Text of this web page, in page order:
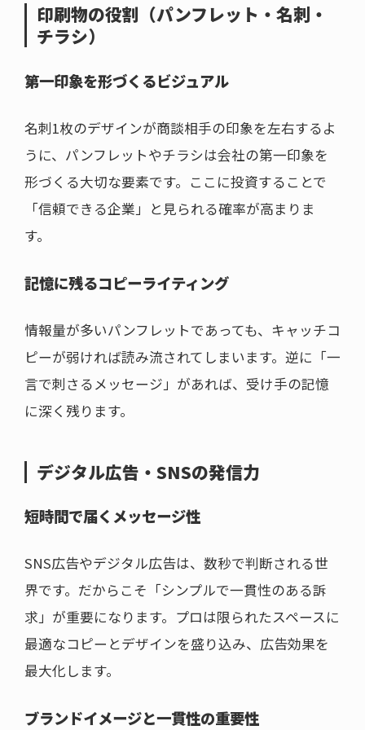
印刷物の役割（パンフレット・名刺・
チラシ）
第一印象を形づくるビジュアル
名刺1枚のデザインが商談相手の印象を左右するよ
うに、パンフレットやチラシは会社の第一印象を
形づくる大切な要素です。ここに投資することで
「信頼できる企業」と見られる確率が高まりま
す。
記憶に残るコピーライティング
情報量が多いパンフレットであっても、キャッチコ
ピーが弱ければ読み流されてしまいます。逆に「一
言で刺さるメッセージ」があれば、受け手の記憶
に深く残ります。
デジタル広告・SNSの発信力
短時間で届くメッセージ性
SNS広告やデジタル広告は、数秒で判断される世
界です。だからこそ「シンプルで一貫性のある訴
求」が重要になります。プロは限られたスペースに
最適なコピーとデザインを盛り込み、広告効果を
最大化します。
ブランドイメージと一貫性の重要性